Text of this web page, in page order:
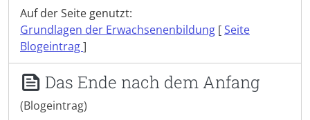
Auf der Seite genutzt:
Grundlagen der Erwachsenenbildung [Seite
Blogeintrag]
Das Ende nach dem Anfang
(Blogeintrag)